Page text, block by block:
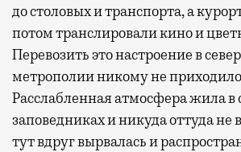
до столовых и транспорта, а
потом транслировали кино и
Перевозить это настроение в
метрополии никому не приходило
Расслабленная атмосфера жила в
заповедниках и никуда оттуда не
тут вдруг вырвалась и